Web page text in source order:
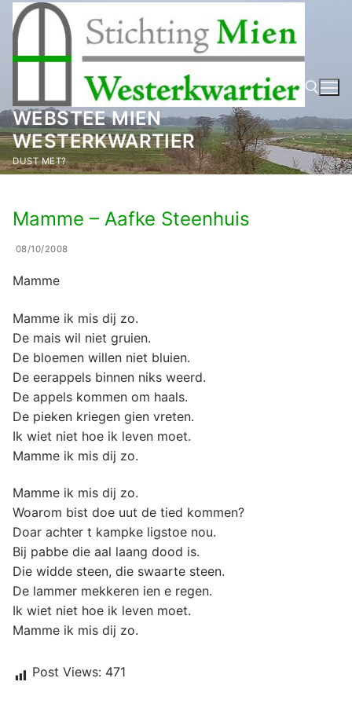
naar
inhoud
WEBSTEE MIEN
WESTERKWARTIER
DUST MET? Zoeken naar:
Mamme – Aafke Steenhuis
08/10/2008
Mamme
Mamme ik mis dij zo.
De mais wil niet gruien.
De bloemen willen niet bluien.
De eerappels binnen niks weerd.
De appels kommen om haals.
De pieken kriegen gien vreten.
Ik wiet niet hoe ik leven moet.
Mamme ik mis dij zo.
Mamme ik mis dij zo.
Woarom bist doe uut de tied kommen?
Doar achter t kampke ligstoe nou.
Bij pabbe die aal laang dood is.
Die widde steen, die swaarte steen.
De lammer mekkeren ien e regen.
Ik wiet niet hoe ik leven moet.
Mamme ik mis dij zo.
Post Views: 471